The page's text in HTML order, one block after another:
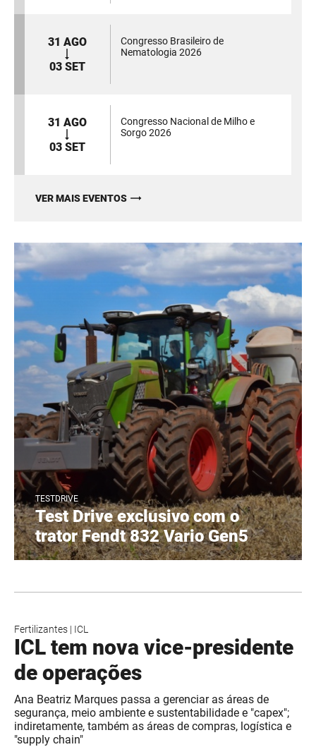
31 AGO
03 SET
Congresso Brasileiro de
Nematologia 2026
31 AGO
03 SET
Congresso Nacional de Milho e
Sorgo 2026
VER MAIS EVENTOS
TESTDRIVE
Test Drive exclusivo com o
trator Fendt 832 Vario Gen5
Fertilizantes | ICL
ICL tem nova vice-presidente
de operações
Ana Beatriz Marques passa a gerenciar as áreas de
segurança, meio ambiente e sustentabilidade e "capex";
indiretamente, também as áreas de compras, logística e
"supply chain"